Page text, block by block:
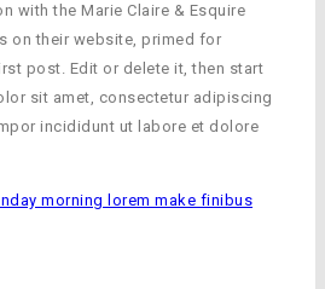
with the Marie Claire & Esquire
on their website, primed for
post. Edit or delete it, then start
sit amet, consectetur adipiscing
incididunt ut labore et dolore
morning lorem make finibus